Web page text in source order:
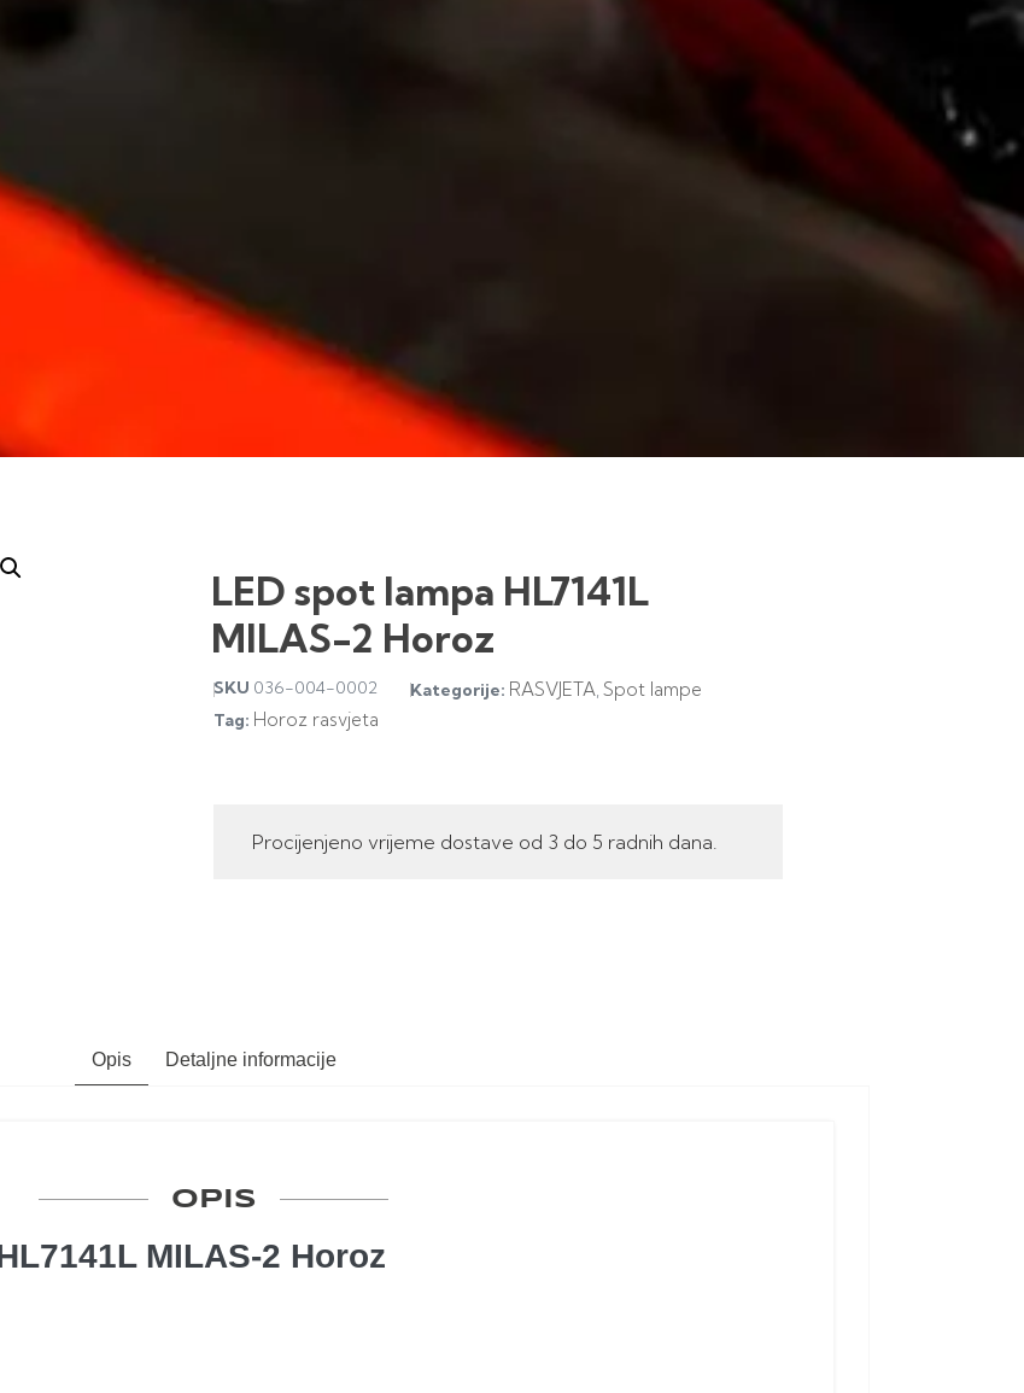
LED spot lampa HL7141L
MILAS-2 Horoz
SKU 036-004-0002 Kategorije: RASVJETA, Spot lampe
Tag: Horoz rasvjeta
Procijenjeno vrijeme dostave od 3 do 5 radnih dana.
Opis Detaljne informacije
OPIS
MILAS-2 Horoz